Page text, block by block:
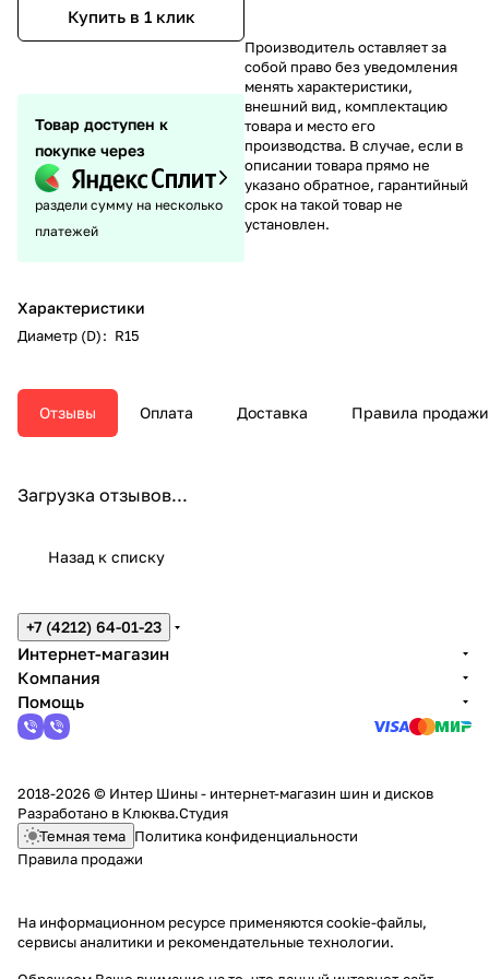
Купить в 1 клик
Товар доступен к
покупке через
раздели сумму на несколько
платежей
Характеристики
Диаметр (D): R15
Производитель оставляет за
собой право без уведомления
менять характеристики,
внешний вид, комплектацию
товара и место его
производства. В случае, если в
описании товара прямо не
указано обратное, гарантийный
срок на такой товар не
установлен.
Отзывы Оплата Доставка Правила продажи
Загрузка отзывов...
Назад к списку
+7 (4212) 64-01-23
Интернет-магазин
Компания
Помощь
2018-2026 © Интер Шины - интернет-магазин шин и дисков
Разработано в Клюква.Студия
Темная тема Политика конфиденциальности
Правила продажи
На информационном ресурсе применяютсяcookie-файлы,
сервисы аналитики и рекомендательные технологии.